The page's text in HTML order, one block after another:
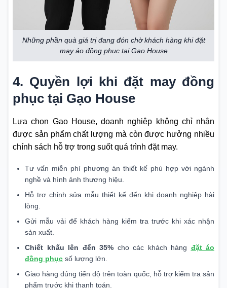
Những phần quà giá trị đang đón chờ khách hàng khi đặt
may áo đồng phục tại Gạo House
4. Quyền lợi khi đặt may đồng
phục tại Gạo House
Lựa chọn Gạo House, doanh nghiệp không chỉ nhận
được sản phẩm chất lượng mà còn được hưởng nhiều
chính sách hỗ trợ trong suốt quá trình đặt may.
Tư vấn miễn phí phương án thiết kế phù hợp với ngành
nghề và hình ảnh thương hiệu.
Hỗ trợ chỉnh sửa mẫu thiết kế đến khi doanh nghiệp hài
lòng.
Gửi mẫu vải để khách hàng kiểm tra trước khi xác nhận
sản xuất.
Chiết khấu lên đến 35% cho các khách hàng đặt áo
đồng phục số lượng lớn.
Giao hàng đúng tiến độ trên toàn quốc, hỗ trợ kiểm tra sản
phẩm trước khi thanh toán.